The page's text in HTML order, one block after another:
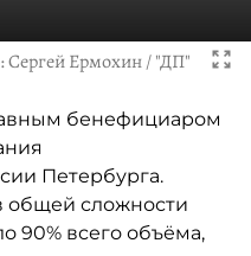
Сергей Ермохин / "ДП"
бенефициаром
Петербурга.
общей сложности
90% всего объёма,